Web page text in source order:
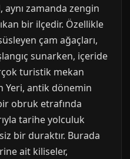
zamanda zengin
bir ilçedir. Özellikle
çam ağaçları,
sunarken, içeride
turistik mekan
Yeri, antik dönemin
obruk etrafında
tarihe yolculuk
bir duraktır. Burada
ait kiliseler,